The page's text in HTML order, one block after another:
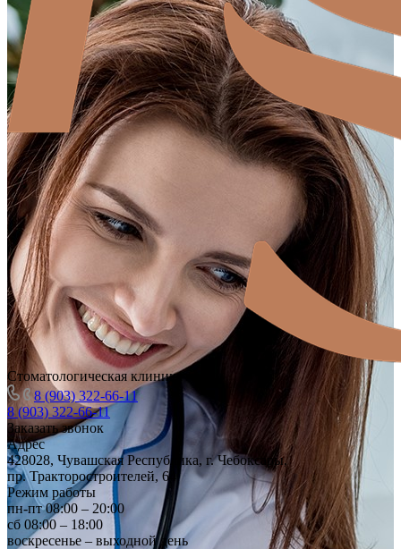
Стоматологическая клиника
8 (903) 322-66-11
8 (903) 322-66-11
Заказать звонок
Адрес
428028, Чувашская Республика, г. Чебоксары,
пр. Тракторостроителей, 64
Режим работы
пн-пт 08:00 – 20:00
сб 08:00 – 18:00
воскресенье – выходной день